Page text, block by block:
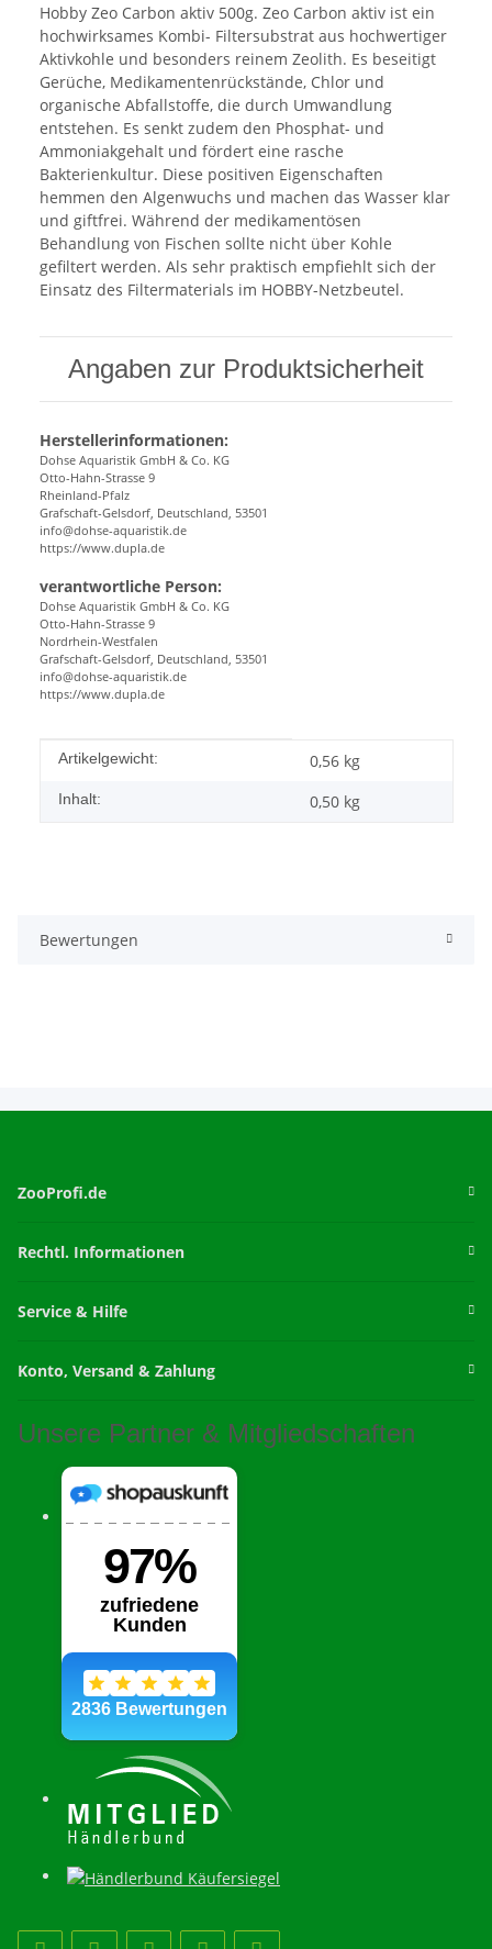
Hobby Zeo Carbon aktiv 500g. Zeo Carbon aktiv ist ein
hochwirksames Kombi- Filtersubstrat aus hochwertiger
Aktivkohle und besonders reinem Zeolith. Es beseitigt
Gerüche, Medikamentenrückstände, Chlor und
organische Abfallstoffe, die durch Umwandlung
entstehen. Es senkt zudem den Phosphat- und
Ammoniakgehalt und fördert eine rasche
Bakterienkultur. Diese positiven Eigenschaften
hemmen den Algenwuchs und machen das Wasser klar
und giftfrei. Während der medikamentösen
Behandlung von Fischen sollte nicht über Kohle
gefiltert werden. Als sehr praktisch empfiehlt sich der
Einsatz des Filtermaterials im HOBBY-Netzbeutel.
Angaben zur Produktsicherheit
Herstellerinformationen:
Dohse Aquaristik GmbH & Co. KG
Otto-Hahn-Strasse 9
Rheinland-Pfalz
Grafschaft-Gelsdorf, Deutschland, 53501
info@dohse-aquaristik.de
https://www.dupla.de
verantwortliche Person:
Dohse Aquaristik GmbH & Co. KG
Otto-Hahn-Strasse 9
Nordrhein-Westfalen
Grafschaft-Gelsdorf, Deutschland, 53501
info@dohse-aquaristik.de
https://www.dupla.de
Produkteigenschaft
Wert
Artikelgewicht: 0,56 kg
Inhalt: 0,50 kg
Bewertungen
ZooProfi.de
Rechtl. Informationen
Service & Hilfe
Konto, Versand & Zahlung
Unsere Partner & Mitgliedschaften